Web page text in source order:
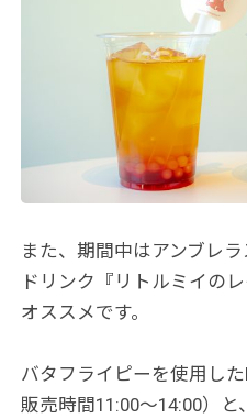
また、期間中はアンブレ
ドリンク『リトルミイの
オススメです。
バタフライピーを使用し
販売時間11:00～14:00）と